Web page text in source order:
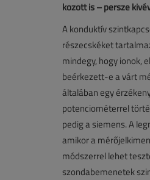
között is – persze
A konduktív
részecskéket
mindegy, hogy ionok,
beérkezett-e a várt
általában egy
potenciométerrel
pedig a siemens. A
amikor a
módszerrel lehet
szondabemenetek